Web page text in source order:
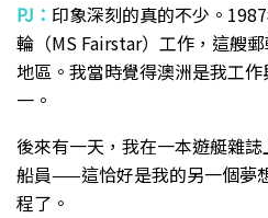
PJ： 印象深刻的真的不少。
輪（MS Fairstar）工作，這艘
地區。我當時覺得澳洲是我工
一。
後來有一天，我在一本遊艇雜
船員——這恰好是我的另一個夢
程了。